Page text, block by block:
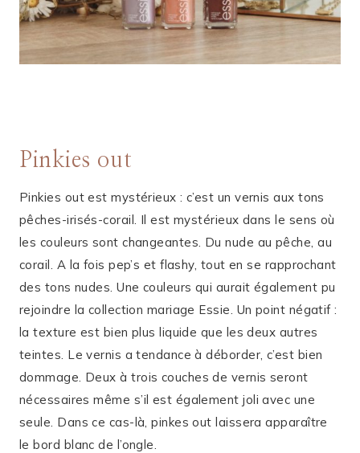
Pinkies out
Pinkies out est mystérieux : c’est un vernis aux tons
pêches-irisés-corail. Il est mystérieux dans le sens où
les couleurs sont changeantes. Du nude au pêche, au
corail. A la fois pep’s et flashy, tout en se rapprochant
des tons nudes. Une couleurs qui aurait également pu
rejoindre la collection mariage Essie. Un point négatif :
la texture est bien plus liquide que les deux autres
teintes. Le vernis a tendance à déborder, c’est bien
dommage. Deux à trois couches de vernis seront
nécessaires même s’il est également joli avec une
seule. Dans ce cas-là, pinkes out laissera apparaître
le bord blanc de l’ongle.